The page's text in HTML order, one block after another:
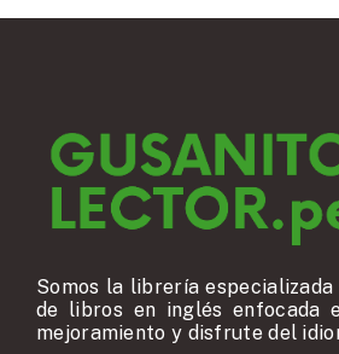
Somos la librería
de libros en inglés enfocada
mejoramiento y disfrute del